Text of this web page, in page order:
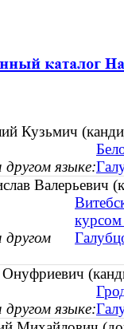
Кузьмич
языке:
Валерьевич
языке: